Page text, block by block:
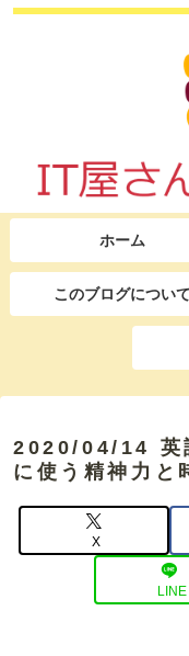
ホーム
このブログについて
2020/04/14 英
に使う精神力と
X
LINE